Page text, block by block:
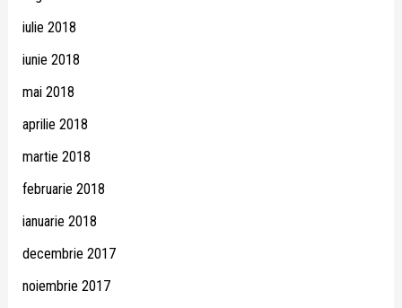
iulie 2018
iunie 2018
mai 2018
aprilie 2018
martie 2018
februarie 2018
ianuarie 2018
decembrie 2017
noiembrie 2017